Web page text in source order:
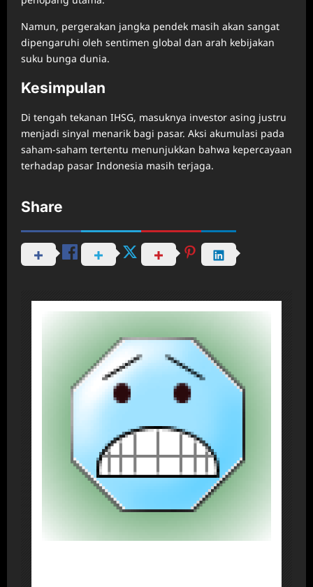
Namun, pergerakan jangka pendek masih akan sangat
dipengaruhi oleh sentimen global dan arah kebijakan
suku bunga dunia.
Kesimpulan
Di tengah tekanan IHSG, masuknya investor asing justru
menjadi sinyal menarik bagi pasar. Aksi akumulasi pada
saham-saham tertentu menunjukkan bahwa kepercayaan
terhadap pasar Indonesia masih terjaga.
Share